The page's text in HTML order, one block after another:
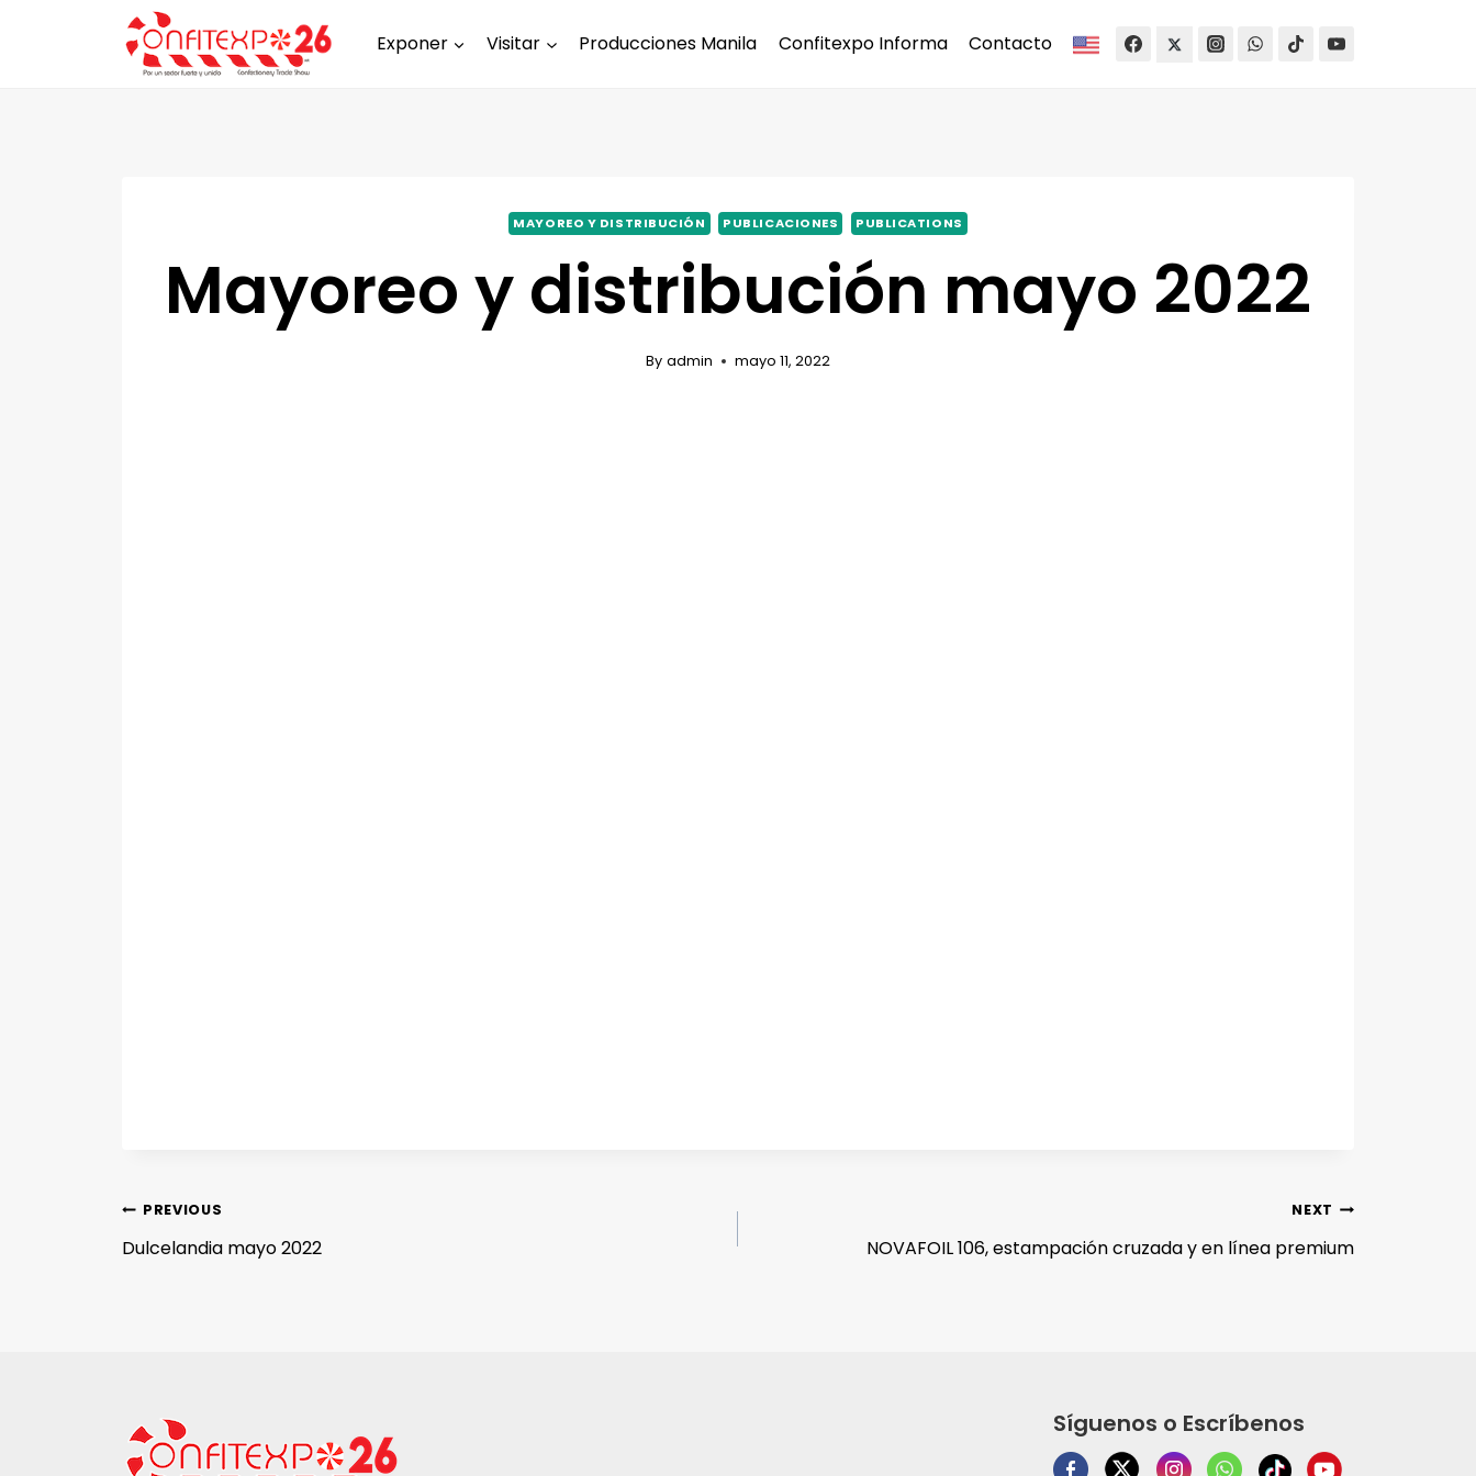
Exponer Visitar Producciones Manila Confitexpo Informa Contacto
MAYOREO Y DISTRIBUCIÓN PUBLICACIONES PUBLICATIONS
Mayoreo y distribución mayo 2022
By admin mayo 11, 2022
PREVIOUS
Dulcelandia mayo 2022
NEXT
NOVAFOIL 106, estampación cruzada y en línea premium
Síguenos o Escríbenos